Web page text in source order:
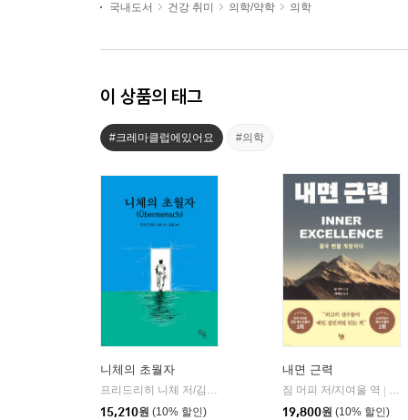
국내도서
건강 취미 의학/약학 의학
이 상품의 태그
#크레마클럽에있어요 #의학
니체의 초월자
프리드리히 니체 저/김철 편역
15,210원 (10% 할인)
내면 근력
짐 머피 저/지여울 역
윌
19,800원 (10% 할인)